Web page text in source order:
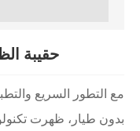
حقيبة
مع التطور السريع
بدون طيار، ظهرت